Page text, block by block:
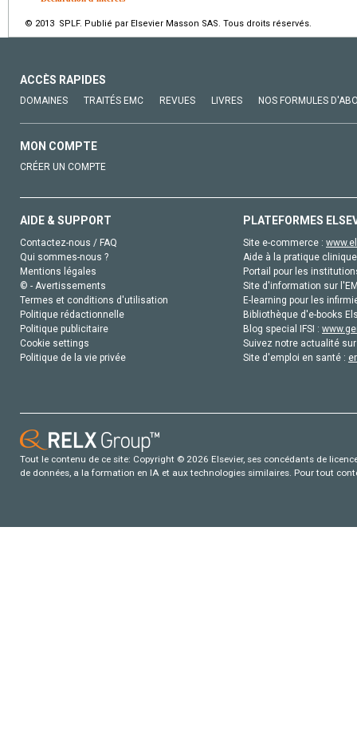
© 2013 SPLF. Publié par Elsevier Masson SAS. Tous droits réservés.
ACCÈS RAPIDES
DOMAINES TRAITÉS EMC REVUES LIVRES NOS FORMULES
MON COMPTE
CRÉER UN COMPTE
AIDE & SUPPORT
Contactez-nous / FAQ
Qui sommes-nous ?
Mentions légales
© - Avertissements
Termes et conditions d'utilisation
Politique rédactionnelle
Politique publicitaire
Cookie settings
Politique de la vie privée
PLATEFORMES
Site e-commerce :
Aide à la pratique
Portail pour les
Site d'information sur
E-learning pour les
Bibliothèque d'e-books
Blog special IFSI :
Suivez notre actualité
Site d'emploi en santé :
Tout le contenu de ce site: Copyright © 2026 Elsevier, ses concédants de
de données, a la formation en IA et aux technologies similaires. Pour tout